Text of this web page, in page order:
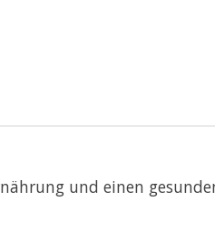
und einen